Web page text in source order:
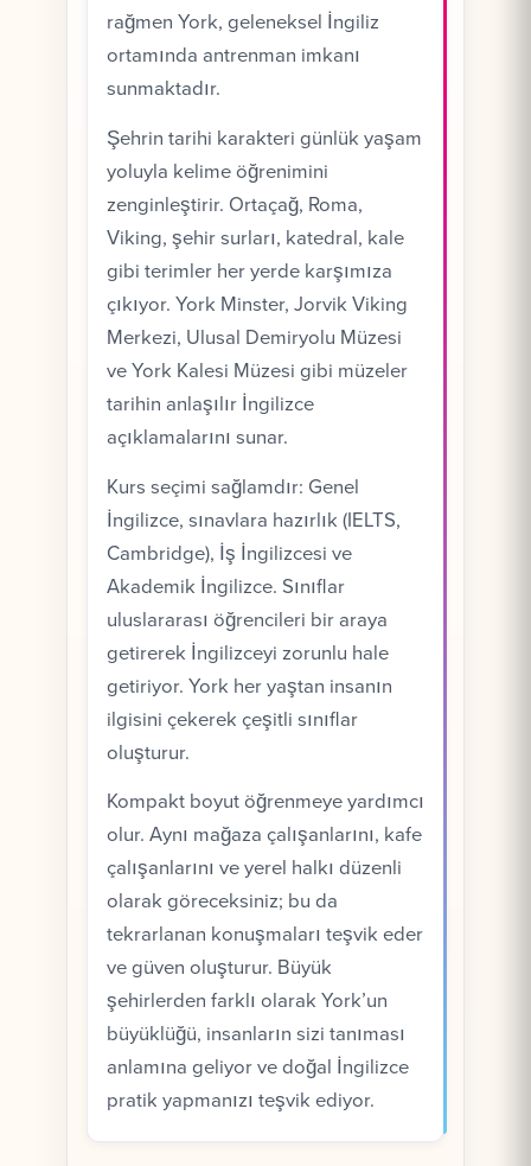
rağmen York, geleneksel İngiliz
ortamında antrenman imkanı
sunmaktadır.
Şehrin tarihi karakteri günlük yaşam
yoluyla kelime öğrenimini
zenginleştirir. Ortaçağ, Roma,
Viking, şehir surları, katedral, kale
gibi terimler her yerde karşımıza
çıkıyor. York Minster, Jorvik Viking
Merkezi, Ulusal Demiryolu Müzesi
ve York Kalesi Müzesi gibi müzeler
tarihin anlaşılır İngilizce
açıklamalarını sunar.
Kurs seçimi sağlamdır: Genel
İngilizce, sınavlara hazırlık (IELTS,
Cambridge), İş İngilizcesi ve
Akademik İngilizce. Sınıflar
uluslararası öğrencileri bir araya
getirerek İngilizceyi zorunlu hale
getiriyor. York her yaştan insanın
ilgisini çekerek çeşitli sınıflar
oluşturur.
Kompakt boyut öğrenmeye yardımcı
olur. Aynı mağaza çalışanlarını, kafe
çalışanlarını ve yerel halkı düzenli
olarak göreceksiniz; bu da
tekrarlanan konuşmaları teşvik eder
ve güven oluşturur. Büyük
şehirlerden farklı olarak York’un
büyüklüğü, insanların sizi tanıması
anlamına geliyor ve doğal İngilizce
pratik yapmanızı teşvik ediyor.